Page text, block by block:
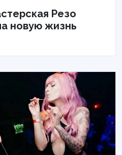
Резо
новую жизнь